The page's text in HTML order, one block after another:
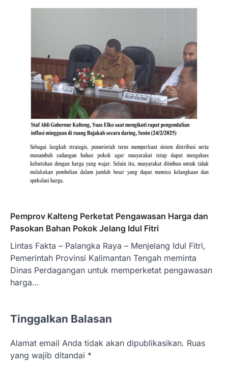
Pemprov Kalteng Perketat Pengawasan Harga dan
Pasokan Bahan Pokok Jelang Idul Fitri
Lintas Fakta – Palangka Raya – Menjelang Idul Fitri,
Pemerintah Provinsi Kalimantan Tengah meminta
Dinas Perdagangan untuk memperketat pengawasan
harga…
Tinggalkan Balasan
Alamat email Anda tidak akan dipublikasikan. Ruas
yang wajib ditandai *